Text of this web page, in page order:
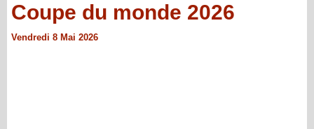
Coupe du monde 2026
Vendredi 8 Mai 2026